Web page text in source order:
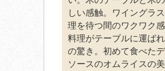
しい感触。ワイングラ
理を待つ間のワクワク
料理がテーブルに運ば
の驚き。初めて食べた
ソースのオムライスの